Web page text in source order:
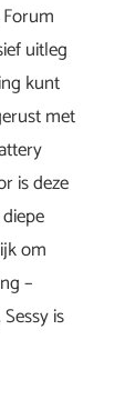
uitleg
kunt
met
is deze
om
–
is